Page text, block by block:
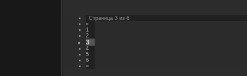
Страница 3 из 6
«
1
2
3
4
5
6
»